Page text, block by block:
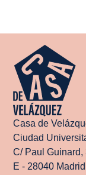
Casa de
Ciudad
C/ Paul Guinard,
E - 28040 Madrid